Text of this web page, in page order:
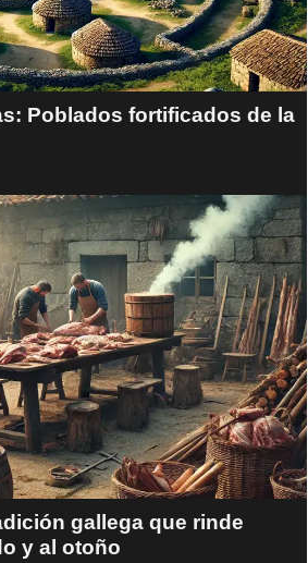
Poblados fortificados de la
gallega que rinde
y al otoño